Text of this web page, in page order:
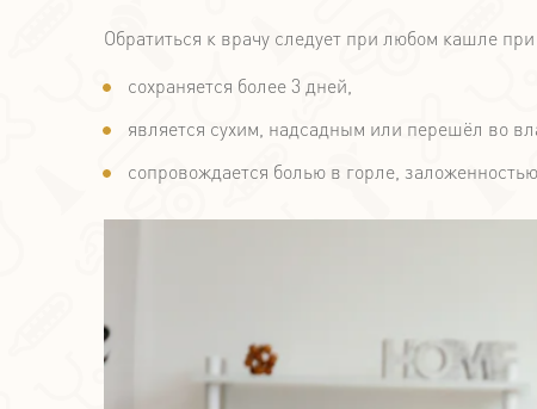
Обратиться к врачу следует при любом кашле
сохраняется более 3 дней,
является сухим, надсадным или перешёл во
сопровождается болью в горле,